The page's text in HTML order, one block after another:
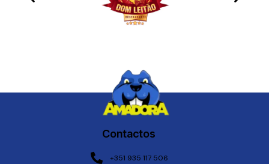
Contactos
+351 935 117 506